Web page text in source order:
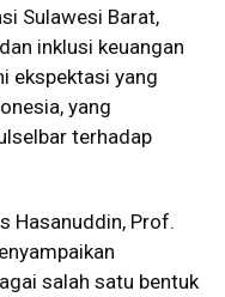
Sulawesi Barat,
inklusi keuangan
ekspektasi yang
yang
terhadap
Hasanuddin, Prof.
salah satu bentuk